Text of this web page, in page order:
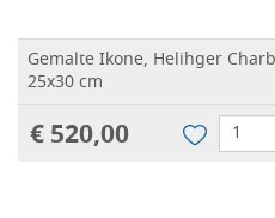
Gemalte Ikone, Helihger
25x30 cm
€ 520,00